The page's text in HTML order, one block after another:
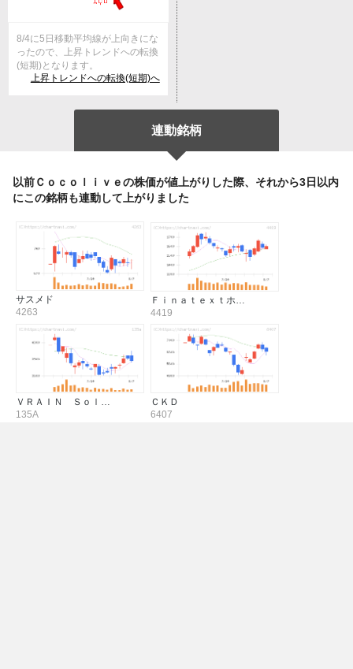
8/4に5日移動平均線が上向きにな
ったので、上昇トレンドへの転換
(短期)となります。
上昇トレンドへの転換(短期)へ
連動銘柄
以前Ｃｏｃｏｌｉｖｅの株価が値上がりした際、それから3日以内
にこの銘柄も連動して上がりました
サスメド
4263
Ｆｉｎａｔｅｘｔホ…
4419
ＶＲＡＩＮ Ｓｏｌ…
135A
ＣＫＤ
6407